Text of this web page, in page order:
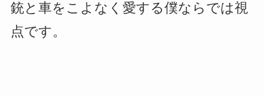
銃と車をこよなく愛する僕ならでは視
点です。